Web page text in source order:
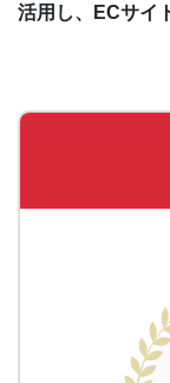
活用し、ECサイ